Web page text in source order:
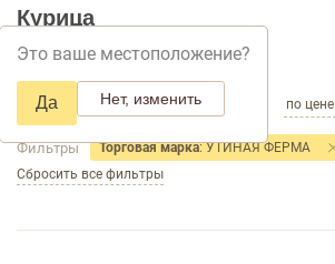
Это ваше местоположение?
Да Нет, изменить
Курица
Добавить фильтр товаров
по популярности по названию по цене
Фильтры Торговая марка: УТИНАЯ ФЕРМА
Сбросить все фильтры